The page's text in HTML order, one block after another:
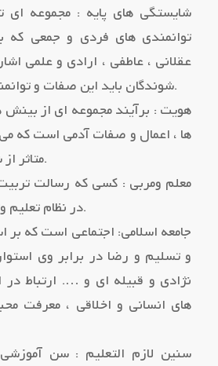
توانمندي هاي فردي و جمعی که
عقلانی ، عاطفی ، ارادي و علمی
شوندگان باید این صفات و توانمندي ها را کسب کنند.
ها ، اعمال و صفات آدمی است که
متاثر از شرایط اجتماعی باشد.
در نظام تعلیم وتربیت بر عهده دارد.
و تسلیم و رضا در برابر وي
نژادي و قبیله اي و …. ارتباط
هاي انسانی و اخلاقی ، معرفت